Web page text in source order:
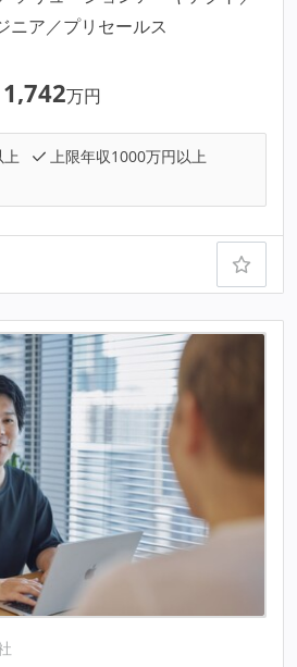
ニア／プリセールス
1,742万円
上限年収1000万円以上